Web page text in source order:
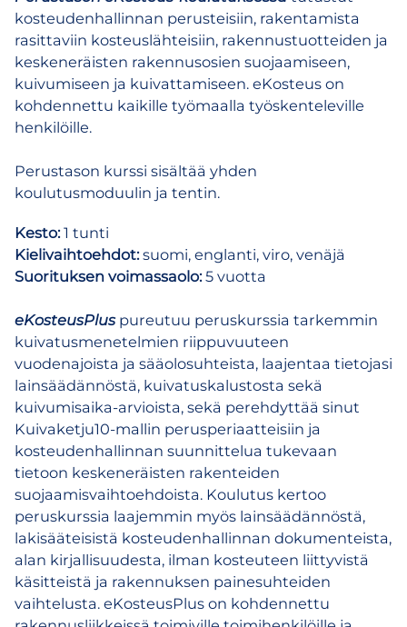
kosteudenhallinnan perusteisiin, rakentamista
rasittaviin kosteuslähteisiin, rakennustuotteiden ja
keskeneräisten rakennusosien suojaamiseen,
kuivumiseen ja kuivattamiseen. eKosteus on
kohdennettu kaikille työmaalla työskenteleville
henkilöille.
Perustason kurssi sisältää yhden
koulutusmoduulin ja tentin.
Kesto:1 tunti
Kielivaihtoehdot:suomi, englanti, viro, venäjä
Suorituksen voimassaolo:5 vuotta
eKosteusPluspureutuu peruskurssia tarkemmin
kuivatusmenetelmien riippuvuuteen
vuodenajoista ja sääolosuhteista, laajentaa tietojasi
lainsäädännöstä, kuivatuskalustosta sekä
kuivumisaika-arvioista, sekä perehdyttää sinut
Kuivaketju10-mallin perusperiaatteisiin ja
kosteudenhallinnan suunnittelua tukevaan
tietoon keskeneräisten rakenteiden
suojaamisvaihtoehdoista. Koulutus kertoo
peruskurssia laajemmin myös lainsäädännöstä,
lakisääteisistä kosteudenhallinnan dokumenteista,
alan kirjallisuudesta, ilman kosteuteen liittyvistä
käsitteistä ja rakennuksen painesuhteiden
vaihtelusta. eKosteusPlus on kohdennettu